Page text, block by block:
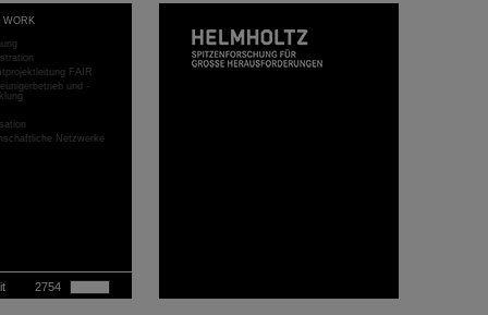
WORK
FAIR
und -
Netzwerke
2754